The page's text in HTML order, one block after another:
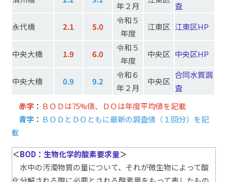
年２月
査
永代橋
2.1 5.0
令和５
年度
江東区 江東区HP
中央大橋 1.9 6.0
令和５
年度
中央区 中央区HP
中央大橋 0.9 9.2
令和６
年２月
中央区
合同水質調
査
赤字 ： ＢＯＤは75%値、ＤＯは年度平均値を記載
青字 ： ＢＯＤとＤＯともに最新の調査値（１回分）を記
載
＜BOD： 生物化学的酸素要求量＞
水中の汚濁物質の量について、それが微生物によって酸